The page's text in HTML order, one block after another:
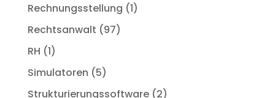
Rechnungsstellung (1)
Rechtsanwalt (97)
RH (1)
Simulatoren (5)
Strukturierungssoftware(2)